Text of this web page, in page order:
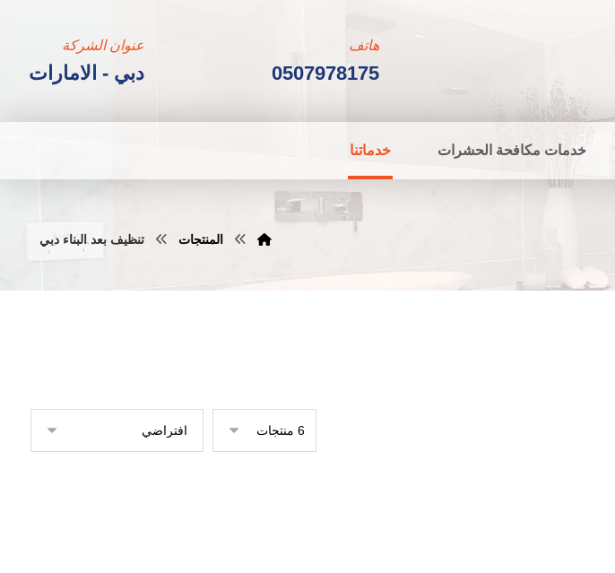
عنوان الشركة
دبي - الامارات
هاتف
0507978175
خدمات مكافحة الحشرات خدماتنا
المنتجات تنظيف بعد البناء دبي